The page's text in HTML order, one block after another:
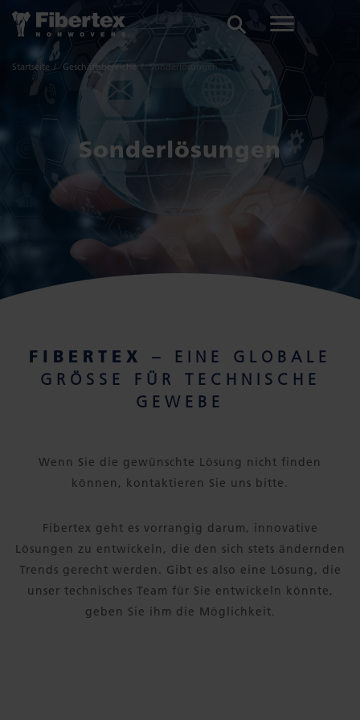
Startseite Geschäftsbereiche Sonderlösungen
Sonderlösungen
FIBERTEX – EINE GLOBALE
GRÖSSE FÜR TECHNISCHE G
EWEBE
Wenn Sie die gewünschte Lösung nicht finden
können, kontaktieren Sie uns bitte.
Fibertex geht es vorrangig darum, innovative
Lösungen zu entwickeln, die den sich stets ändernden
Trends gerecht werden. Gibt es also eine Lösung, die
unser technisches Team für Sie entwickeln könnte,
geben Sie ihm die Möglichkeit.